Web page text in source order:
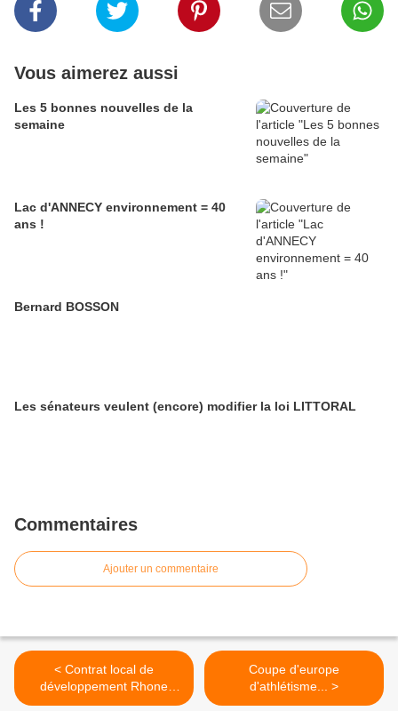
Vous aimerez aussi
Les 5 bonnes nouvelles de la
semaine
Lac d'ANNECY environnement = 40
ans !
Bernard BOSSON
Les sénateurs veulent (encore) modifier la loi LITTORAL
Commentaires
Ajouter un commentaire
< Contrat local de
développement Rhone
Alpes
Coupe d'europe
d'athlétisme... >